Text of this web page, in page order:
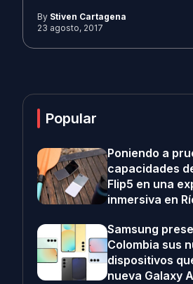
By Stiven Cartagena
23 agosto, 2017
Popular
Poniendo a
capacidades
Flip5 en una
inmersiva en
Samsung
Colombia sus
dispositivos
nueva Galaxy